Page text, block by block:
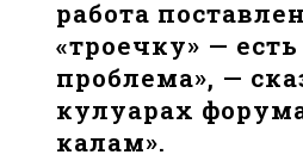
работа
«троечку» —
проблема», —
кулуарах
калам».